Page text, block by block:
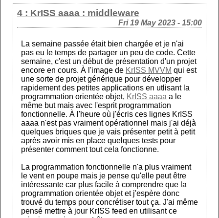
4 : KrISS aaaa : middleware
Fri 19 May 2023 - 15:00
La semaine passée était bien chargée et je n'ai
pas eu le temps de partager un peu de code. Cette
semaine, c'est un début de présentation d'un projet
encore en cours. À l'image de KrISS MVVM qui est
une sorte de projet générique pour développer
rapidement des petites applications en utlisant la
programmation orientée objet, KrISS aaaa a le
même but mais avec l'esprit programmation
fonctionnelle. À l'heure où j'écris ces lignes KrISS
aaaa n'est pas vraiment opérationnel mais j'ai déjà
quelques briques que je vais présenter petit à petit
après avoir mis en place quelques tests pour
présenter comment tout cela fonctionne.
La programmation fonctionnelle n'a plus vraiment
le vent en poupe mais je pense qu'elle peut être
intéressante car plus facile à comprendre que la
programmation orientée objet et j'espère donc
trouvé du temps pour concrétiser tout ça. J'ai même
pensé mettre à jour KrISS feed en utilisant ce